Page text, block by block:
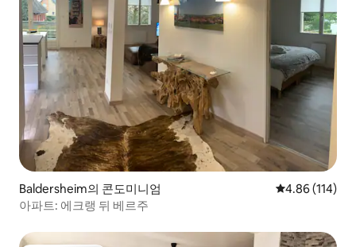
Baldersheim의 콘도미니엄 평점 4.86점(5
4.86 (114)
아파트: 에크랭 뒤 베르주